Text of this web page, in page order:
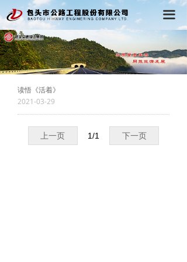
끀
首页
公司概况
党建工作
行政工作
工程动态
在线学习
读悟《活着》
2021-03-29
上一页 下一页
1/1